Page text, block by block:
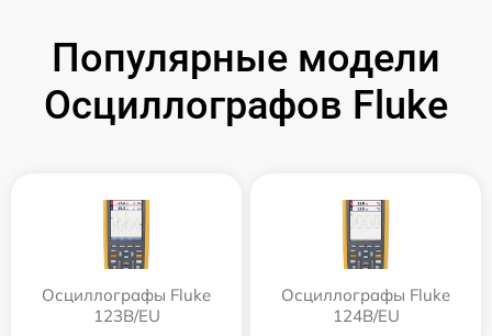
Популярные модели
Осциллографов Fluke
Осциллографы Fluke
123B/EU
Осциллографы Fluke
124B/EU